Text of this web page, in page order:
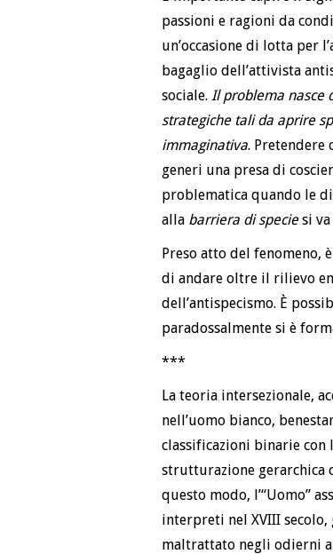
passioni e ragioni da
un’occasione di lotta per
bagaglio dell’attivista
sociale. Il problema nasce
strategiche tali da aprire
immaginativa. Pretendere
generi una presa di
problematica quando le
alla barriera di speciesi va
Preso atto del fenomeno,
di andare oltre il rilievo
dell’antispecismo. È
paradossalmente si è
***
La teoria intersezionale,
nell’uomo bianco,
classificazioni binarie
strutturazione gerarchica
questo modo, l’“Uomo”
interpreti nel XVIII secolo,
maltrattato negli odierni